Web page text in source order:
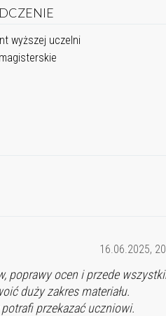
wyższej uczelni
16.06.2025,
poprawy ocen i przede
duży zakres materiału.
przekazać uczniowi.